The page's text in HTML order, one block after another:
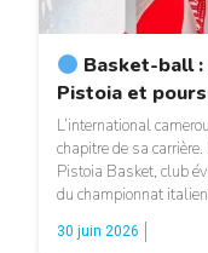
Basket-ball
Pistoia et
L’international
chapitre de sa
Pistoia Basket, club
du championnat
une saison disputée
en Italie, un
30 juin 2026